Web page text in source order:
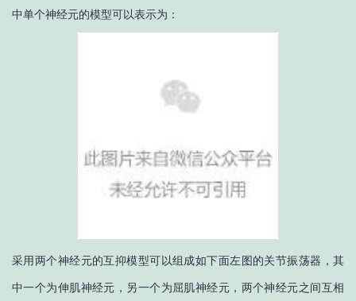
中单个神经元的模型可以表示为：
采用两个神经元的互抑模型可以组成如下面左图的关节振荡器，其
中一个为伸肌神经元，另一个为屈肌神经元，两个神经元之间互相